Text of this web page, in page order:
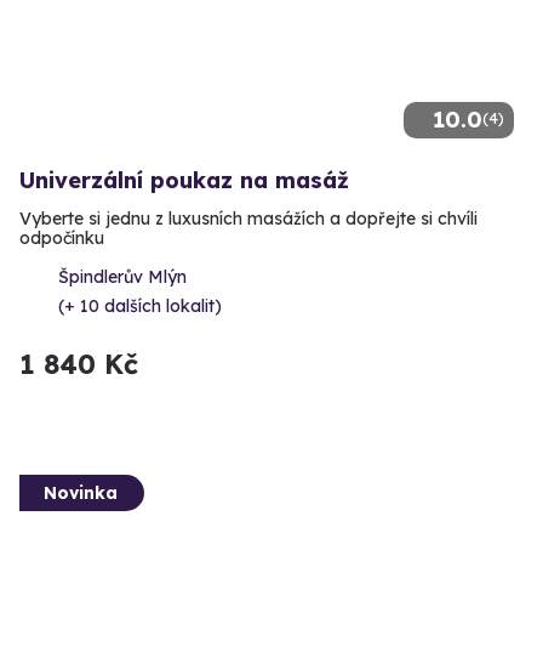
10.0(4)
Univerzální poukaz na masáž
Vyberte si jednu z luxusních masážích a dopřejte si chvíli
odpočínku
Špindlerův Mlýn
(+ 10 dalších lokalit)
1 840 Kč
Novinka